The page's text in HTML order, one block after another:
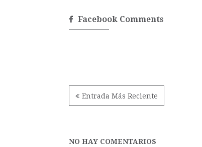
Facebook Comments
Entrada Más Reciente
NO HAY COMENTARIOS